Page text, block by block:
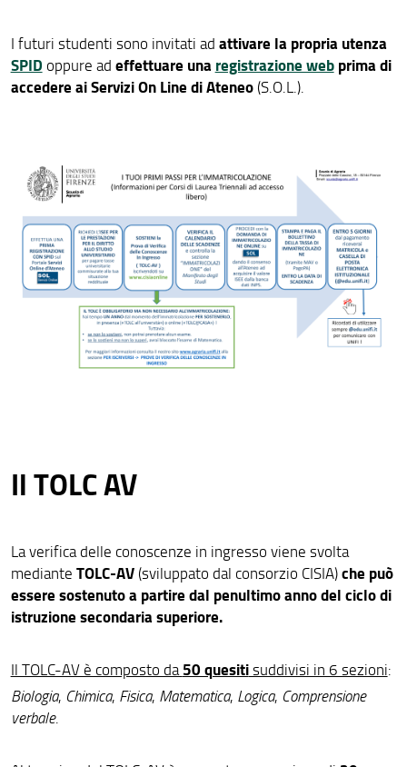
I futuri studenti sono invitati ad attivare la propria utenza
SPID oppure ad effettuare una registrazione webprima di
accedere ai Servizi On Line di Ateneo(S.O.L.).
Il TOLC AV
La verifica delle conoscenze in ingresso viene svolta
mediante TOLC-AV (sviluppato dal consorzio CISIA)che può
essere sostenuto a partire dal penultimo anno del ciclo di
istruzione secondaria superiore.
Il TOLC-AV è composto da50 quesitisuddivisi in 6 sezioni:
Biologia, Chimica, Fisica, Matematica, Logica, Comprensione
verbale.